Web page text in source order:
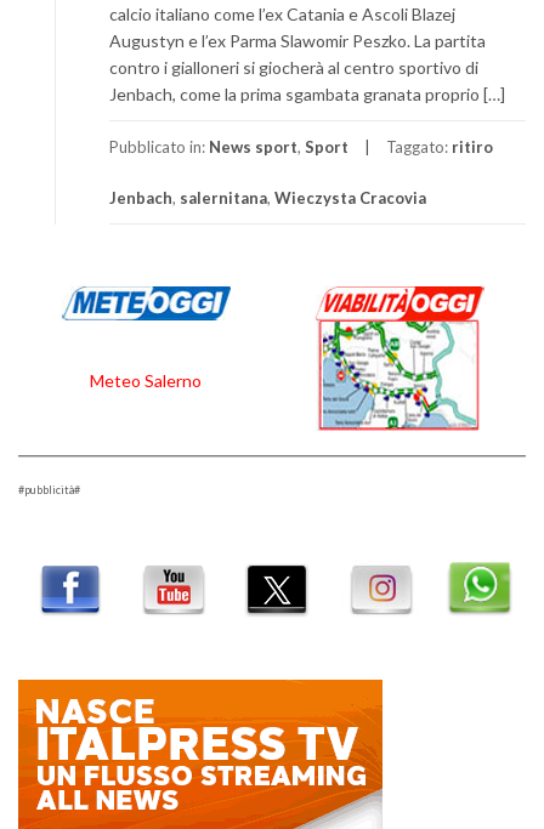
calcio italiano come l’ex Catania e Ascoli Blazej
Augustyn e l’ex Parma Slawomir Peszko. La partita
contro i gialloneri si giocherà al centro sportivo di
Jenbach, come la prima sgambata granata proprio […]
Pubblicato in: News sport, Sport Taggato: ritiro
Jenbach, salernitana, Wieczysta Cracovia
Meteo Salerno
#pubblicità#